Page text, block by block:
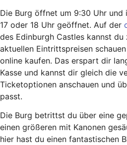
Die Burg öffnet um 9:30 Uhr und
17 oder 18 Uhr geöffnet. Auf der
des Edinburgh Castles kannst du
aktuellen Eintrittspreisen
online kaufen. Das erspart dir
Kasse und kannst dir gleich die
Ticketoptionen anschauen und
passt.
Die Burg betrittst du über eine
einen größeren mit Kanonen
hier hast du einen fantastischen